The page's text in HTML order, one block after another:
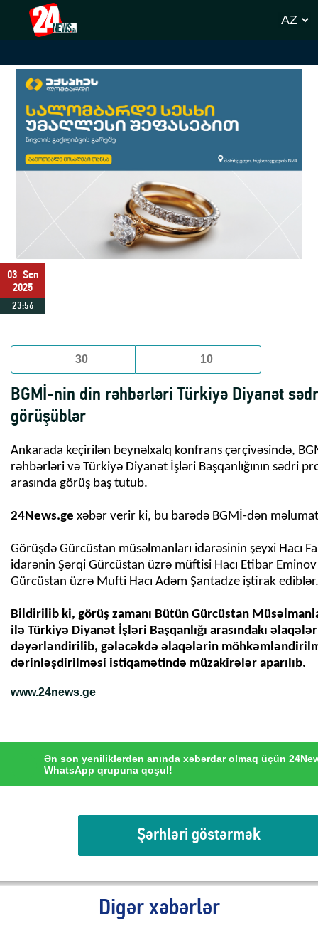
03 Sen
2025
23:56
30 10
BGMİ-nin din rəhbərləri Türkiyə Diyanət
görüşüblər
Ankarada keçirilən beynəlxalq konfrans çərçivəsində,
rəhbərləri və Türkiyə Diyanət İşləri Başqanlığının sədri
arasında görüş baş tutub.
24News.ge xəbər verir ki, bu barədə BGMİ-dən
Görüşdə Gürcüstan müsəlmanları idarəsinin şeyxi Hacı
idarənin Şərqi Gürcüstan üzrə müftisi Hacı Etibar
Gürcüstan üzrə Mufti Hacı Adəm Şantadze iştirak ediblər.
Bildirilib ki, görüş zamanı Bütün Gürcüstan
ilə Türkiyə Diyanət İşləri Başqanlığı arasındakı əlaqələr
dəyərləndirilib, gələcəkdə əlaqələrin
dərinləşdirilməsi istiqamətində müzakirələr aparılıb.
www.24news.ge
Ən son yeniliklərdən anında xəbərdar olmaq üçün
WhatsApp qrupuna qoşul!
Şərhləri göstərmək
Digər xəbərlər